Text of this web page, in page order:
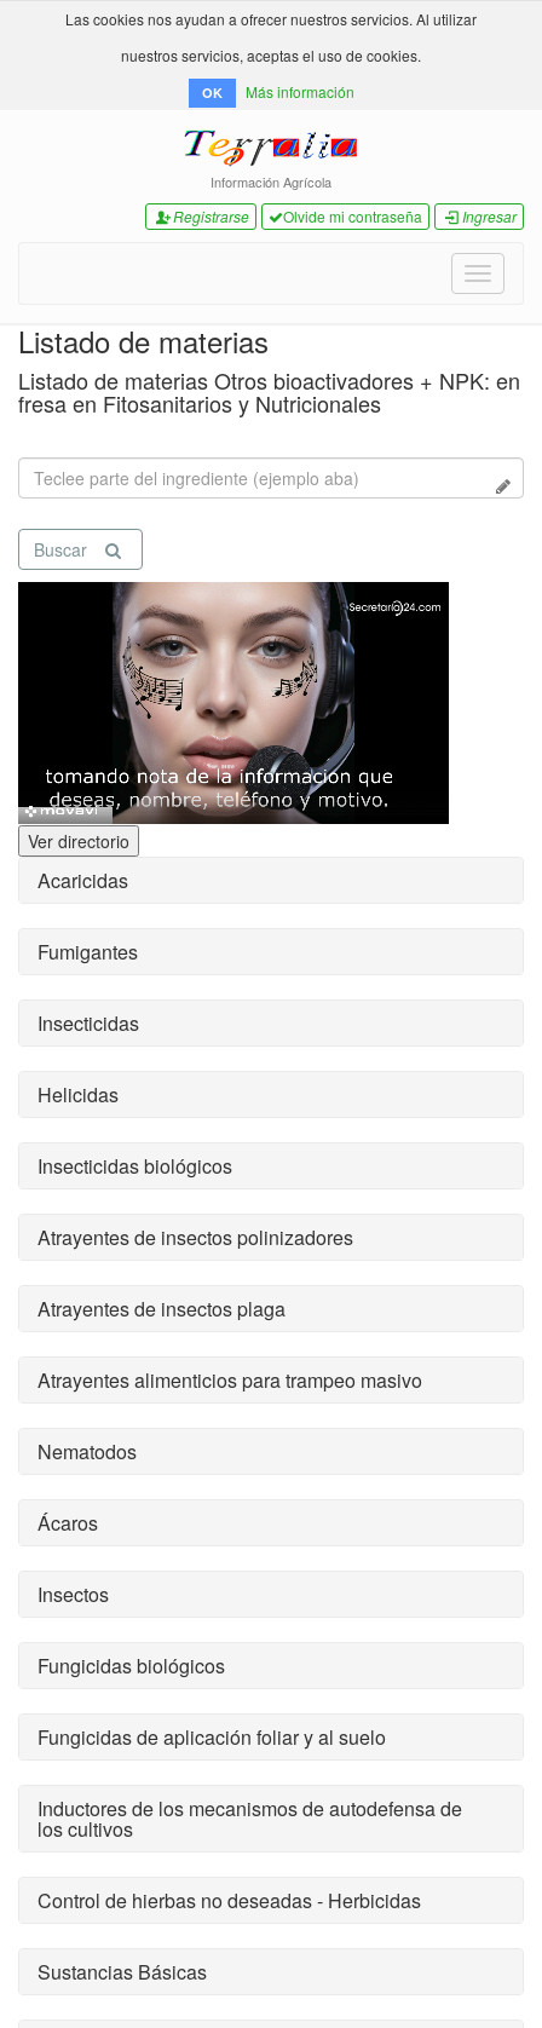
Las cookies nos ayudan a ofrecer nuestros servicios. Al utilizar
nuestros servicios, aceptas el uso de cookies.
OK Más información
Información Agrícola
Registrarse Olvide mi contraseña Ingresar
Toggle
Listado de materias
Listado de materias Otros bioactivadores + NPK: en
fresa en Fitosanitarios y Nutricionales
Buscar
Ver directorio
Acaricidas
Fumigantes
Insecticidas
Helicidas
Insecticidas biológicos
Atrayentes de insectos polinizadores
Atrayentes de insectos plaga
Atrayentes alimenticios para trampeo masivo
Nematodos
Ácaros
Insectos
Fungicidas biológicos
Fungicidas de aplicación foliar y al suelo
Inductores de los mecanismos de autodefensa de
los cultivos
Control de hierbas no deseadas - Herbicidas
Sustancias Básicas